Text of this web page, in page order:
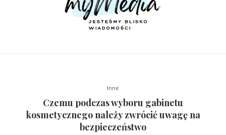
Inne
Czemu podczas wyboru gabinetu
kosmetycznego należy zwrócić uwagę na
bezpieczeństwo